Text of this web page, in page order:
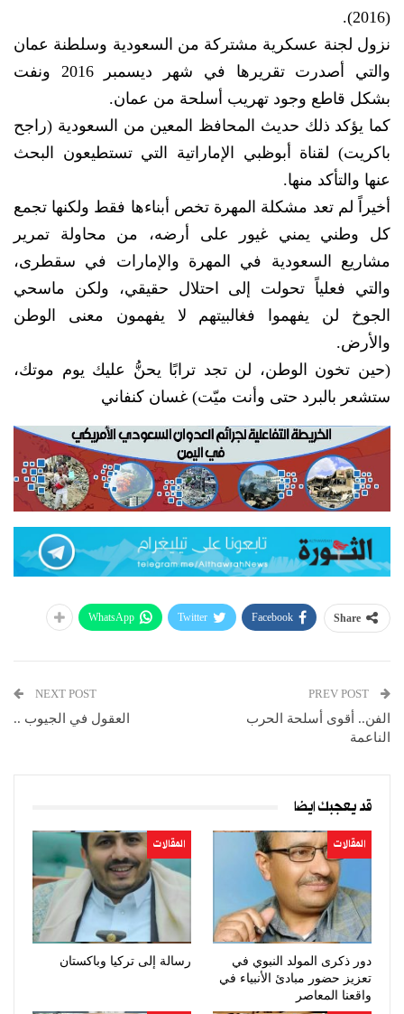
(2016).
نزول لجنة عسكرية مشتركة من السعودية وسلطنة عمان
والتي أصدرت تقريرها في شهر ديسمبر 2016 ونفت
بشكل قاطع وجود تهريب أسلحة من عمان.
كما يؤكد ذلك حديث المحافظ المعين من السعودية (راجح
باكريت) لقناة أبوظبي الإماراتية التي تستطيعون البحث
عنها والتأكد منها.
أخيراً لم تعد مشكلة المهرة تخص أبناءها فقط ولكنها تجمع
كل وطني يمني غيور على أرضه، من محاولة تمرير
مشاريع السعودية في المهرة والإمارات في سقطرى،
والتي فعلياً تحولت إلى احتلال حقيقي، ولكن ماسحي
الجوخ لن يفهموا فغالبيتهم لا يفهمون معنى الوطن
والأرض.
(حين تخون الوطن، لن تجد ترابًا يحنُّ عليك يوم موتك،
ستشعر بالبرد حتى وأنت ميّت) غسان كنفاني
Share
Facebook
Twitter
WhatsApp
الفن.. أقوى أسلحة الحرب
الناعمة
NEXT POST
العقول في الجيوب ..
قد يعجبك ايضا
المقالات
دور ذكرى المولد النبوي في
تعزيز حضور مبادئ الأنبياء في
واقعنا المعاصر
المقالات
رسالة إلى تركيا وباكستان